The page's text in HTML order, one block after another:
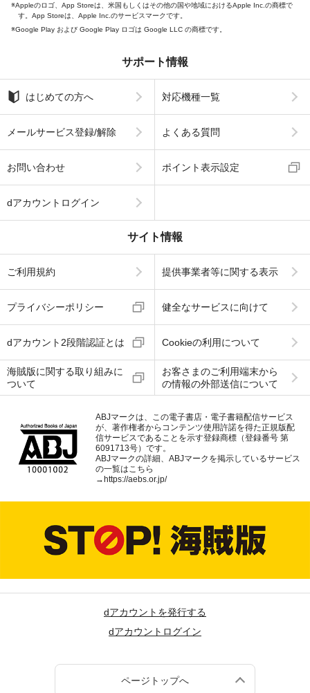
Appleのロゴ、App Storeは、米国もしくはその他の国や地域におけるApple Inc.の商標で
す。App Storeは、Apple Inc.のサービスマークです。
Google Play および Google Play ロゴは Google LLC の商標です。
サポート情報
はじめての方へ 対応機種一覧
メールサービス登録/解除 よくある質問
お問い合わせ ポイント表示設定
dアカウントログイン
サイト情報
ご利用規約 提供事業者等に関する表示
プライバシーポリシー 健全なサービスに向けて
dアカウント2段階認証とは Cookieの利用について
海賊版に関する取り組みに
ついて
お客さまのご利用端末から
の情報の外部送信について
ABJマークは、この電子書店・電子書籍配信サービス
が、著作権者からコンテンツ使用許諾を得た正規版配
信サービスであることを示す登録商標（登録番号 第
6091713号）です。
ABJマークの詳細、ABJマークを掲示しているサービス
の一覧はこちら
→ https://aebs.or.jp/
dアカウントを発行する
dアカウントログイン
ページトップへ